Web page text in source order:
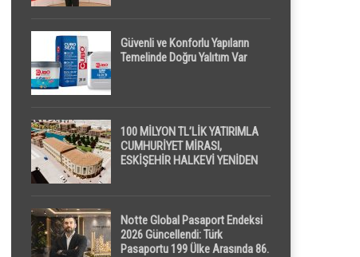
Güvenli ve Konforlu Yapıların
Temelinde Doğru Yalıtım Var
100 MİLYON TL’LİK YATIRIMLA
CUMHURİYET MİRASI,
ESKİŞEHİR HALKEVİ YENİDEN
Notte Global Pasaport Endeksi
2026 Güncellendi: Türk
Pasaportu 199 Ülke Arasında 86.